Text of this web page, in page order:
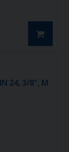
24, 3/8", M